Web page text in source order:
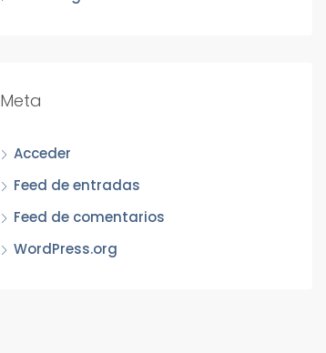
Meta
Acceder
Feed de entradas
Feed de comentarios
WordPress.org